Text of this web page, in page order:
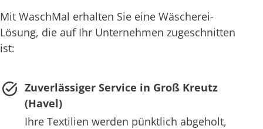
Mit WaschMal erhalten Sie eine Wäscherei-
Lösung, die auf Ihr Unternehmen zugeschnitten
ist:
Zuverlässiger Service in Groß Kreutz
(Havel)
Ihre Textilien werden pünktlich abgeholt,